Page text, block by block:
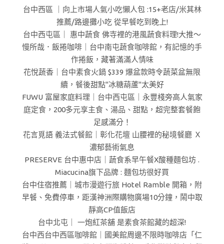
台中西區 ｜向上市場人氣小吃懶人包 :15+老店/米其林
推薦/路邊攤小吃 從早餐吃到晚上!
台中西屯區｜ 惠中蔬食 佛寺裡的港風蔬食料理!大推～
慢所哉．飯捲咖啡｜台中南屯蔬食咖啡館，有記憶的手
作捲飯，藏著滿滿人情味
花悅蔬香｜台中素食火鍋 $339 爆盆款時令蔬菜盆無限
續，餐後甜點"冰糖葫蘆"太美好
FUWU 富屋家庭料理｜台中西屯區｜永豐棧旁高人氣家
庭定食，200多元享主食、湯品、甜點，超完整套餐飽
足感滿分！
花言覓語 義法式餐館｜彰化花壇 山腰裡的秘境餐廳 Ｘ
濃郁藝術氣息
PRESERVE 台中惠中店｜蔬食系早午餐X酸種麵包坊 .
Miacucina旗下品牌 : 麵包坊很好買
台中住宿推薦｜城市漫遊行旅 Hotel Ramble 開箱，附
早餐、免費停車，距漢神洲際購物廣場10分鐘，鬧中取
靜高CP值飯店
台中北屯｜ 一炮紅茶舖 是素食茶館藏的超深!
台中西台中西區咖啡館｜國美館周邊不限時咖啡店「仁